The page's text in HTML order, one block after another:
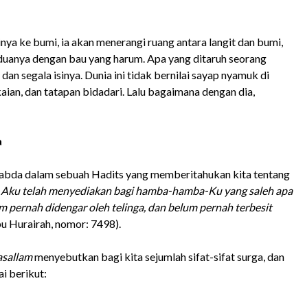
ke bumi, ia akan menerangi ruang antara langit dan bumi,
dengan bau yang harum. Apa yang ditaruh seorang
segala isinya. Dunia ini tidak bernilai sayap nyamuk di
dan tatapan bidadari. Lalu bagaimana dengan dia,
dalam sebuah Hadits yang memberitahukan kita tentang
telah menyediakan bagi hamba-hamba-Ku yang saleh apa
pernah didengar oleh telinga, dan belum pernah terbesit
Hurairah, nomor: 7498).
menyebutkan bagi kita sejumlah sifat-sifat surga, dan
berikut: